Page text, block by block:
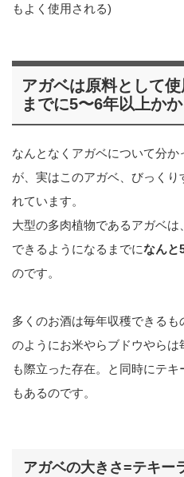
もよく使用される)
アガベは原料として
までに5〜6年以上か
なんとなくアガベについて分
が、実はこのアガベ、びっく
れています。
大型の多肉植物であるアガベ
できるようになるまでになんと
のです。
多くのお酒は毎年収穫できる
のようにお米やらブドウやら
も際立った存在。と同時にテ
もあるのです。
アガベの大きさ=テキー